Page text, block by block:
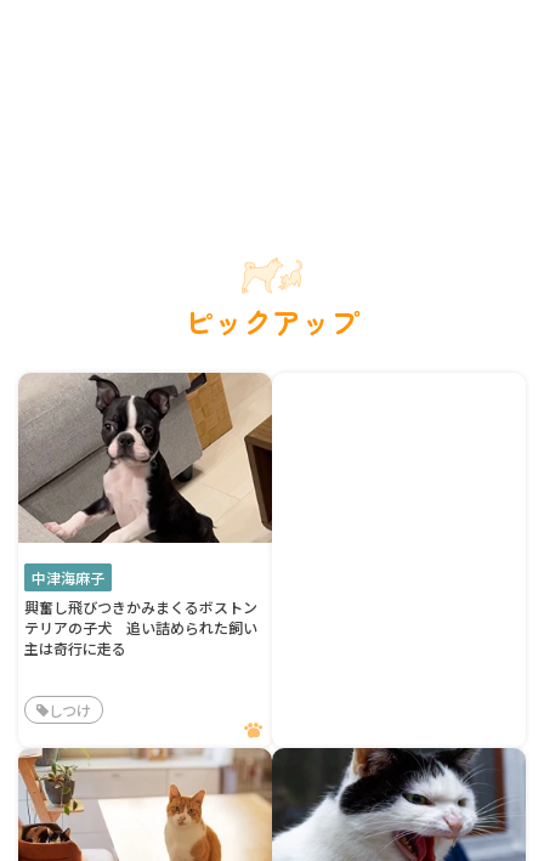
ピックアップ
中津海麻子
興奮し飛びつきかみまくるボストン
テリアの子犬 追い詰められた飼い
主は奇行に走る
しつけ